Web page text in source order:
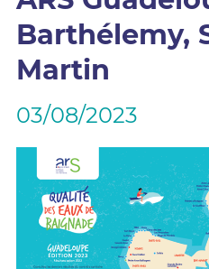
Barthélemy,
Martin
03/08/2023